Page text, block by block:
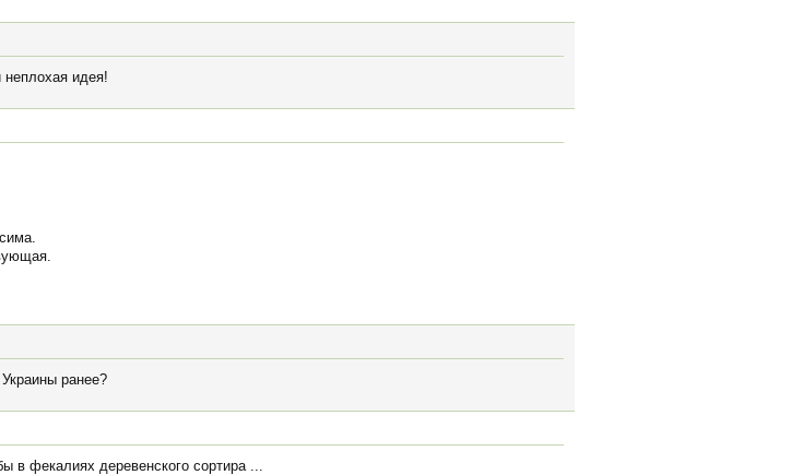
идея!
ранее?
в фекалиях деревенского сортира ...